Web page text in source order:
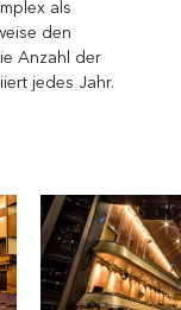
als
den
Anzahl der
jedes Jahr.